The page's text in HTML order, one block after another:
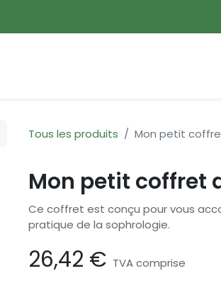
Tous les produits Mon petit
Mon petit coffret
Ce coffret est conçu pour vous
pratique de la sophrologie.
26,42 € TVA comprise